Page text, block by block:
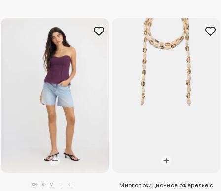
XS S M L XL
Многопозиционное ожерелье с